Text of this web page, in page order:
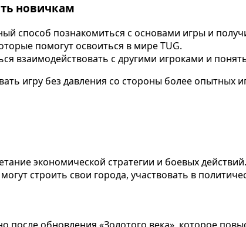
новичкам
способ познакомиться с основами игры и
помогут освоиться в мире TUG.
взаимодействовать с другими игроками и
игру без давления со стороны более опытных
экономической стратегии и боевых
строить свои города, участвовать в